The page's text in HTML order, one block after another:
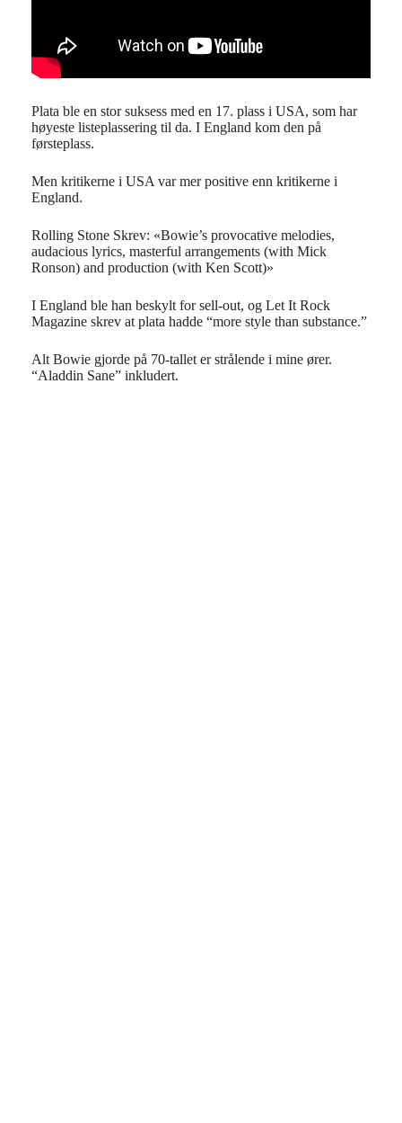
Plata ble en stor suksess med en 17. plass i USA, som har
høyeste listeplassering til da. I England kom den på
førsteplass.
Men kritikerne i USA var mer positive enn kritikerne i
England.
Rolling Stone Skrev: «Bowie’s provocative melodies,
audacious lyrics, masterful arrangements (with Mick
Ronson) and production (with Ken Scott)»
I England ble han beskylt for sell-out, og Let It Rock
Magazine skrev at plata hadde “more style than substance.”
Alt Bowie gjorde på 70-tallet er strålende i mine ører.
“Aladdin Sane” inkludert.